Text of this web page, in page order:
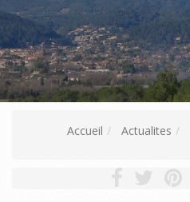
Accueil Actualites